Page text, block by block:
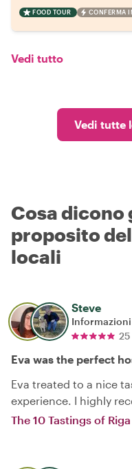
FOOD TOUR CONFERMA
Vedi tutto
Vedi tutte
Cosa dicono
proposito
locali
Steve
Eva was the perfect
Eva treated to a nice
experience. I highly
The 10 Tastings of Riga